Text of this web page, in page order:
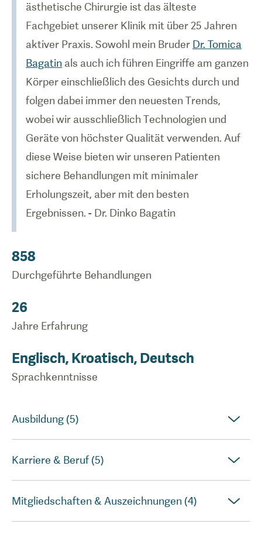
ästhetische Chirurgie ist das älteste
Fachgebiet unserer Klinik mit über 25 Jahren
aktiver Praxis. Sowohl mein Bruder Dr. Tomica
Bagatin als auch ich führen Eingriffe am ganzen
Körper einschließlich des Gesichts durch und
folgen dabei immer den neuesten Trends,
wobei wir ausschließlich Technologien und
Geräte von höchster Qualität verwenden. Auf
diese Weise bieten wir unseren Patienten
sichere Behandlungen mit minimaler
Erholungszeit, aber mit den besten
Ergebnissen. - Dr. Dinko Bagatin
858
Durchgeführte Behandlungen
26
Jahre Erfahrung
Englisch, Kroatisch, Deutsch
Sprachkenntnisse
Ausbildung (5)
Karriere & Beruf (5)
Mitgliedschaften & Auszeichnungen (4)